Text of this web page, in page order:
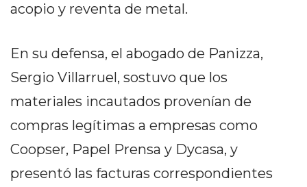
HOY
CLAVE
PERGAMINO
NOTICIAS
ROJAS
VIRTUAL
NOTICIAS
ARRECIFES
acopio y reventa de metal.
En su defensa, el abogado de Panizza,
Sergio Villarruel, sostuvo que los
materiales incautados provenían de
compras legítimas a empresas como
Coopser, Papel Prensa y Dycasa, y
presentó las facturas correspondientes